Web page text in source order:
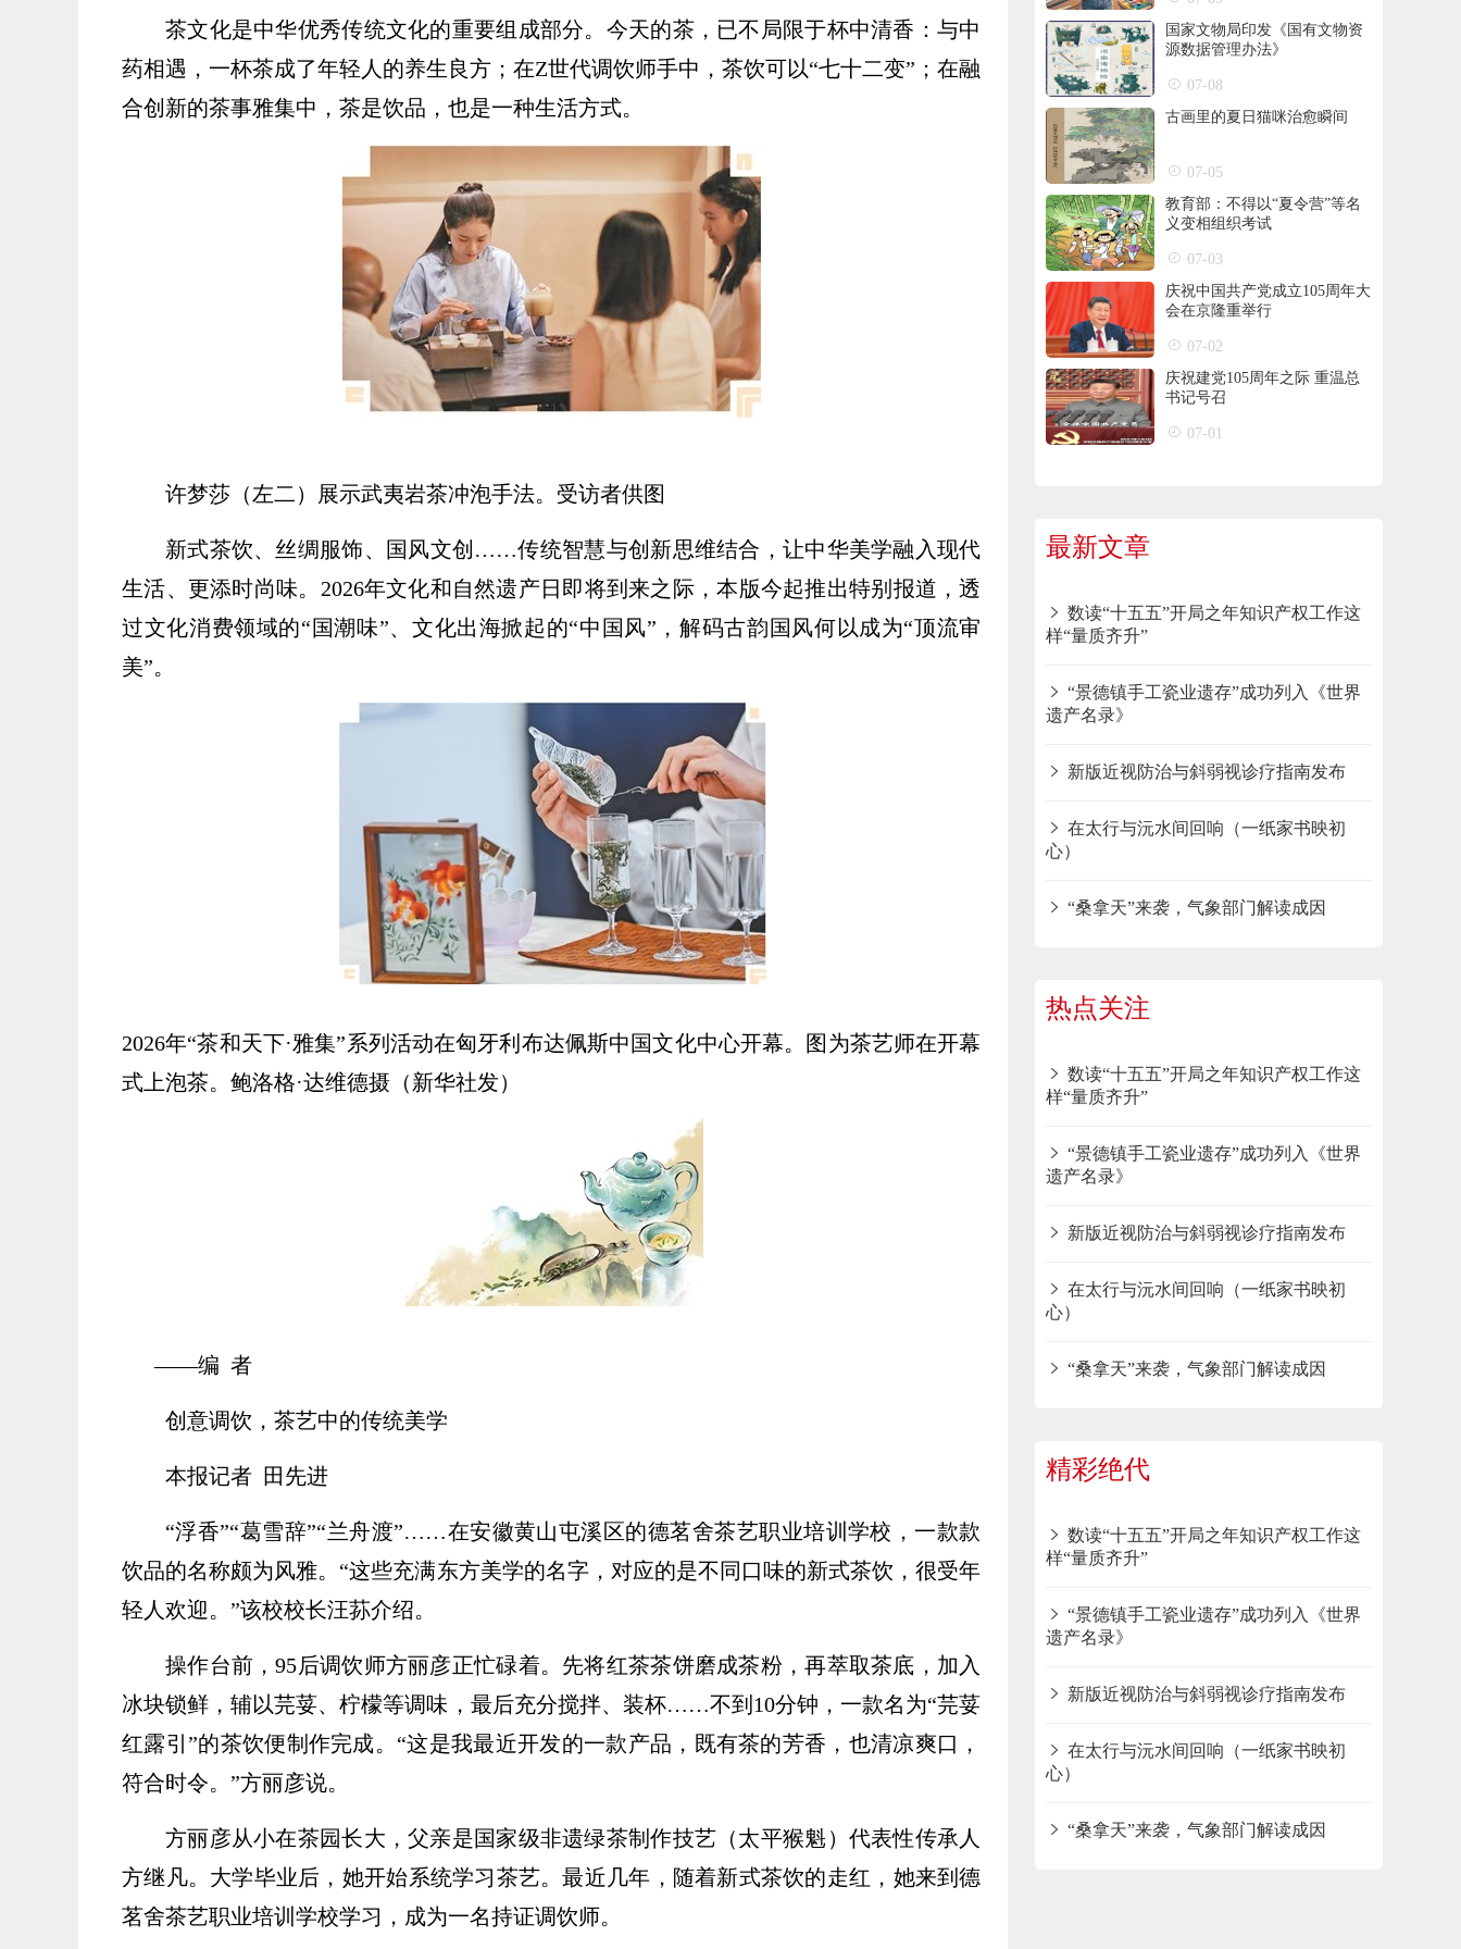
茶文化是中华优秀传统文化的重要组成部分。今天的茶，已不局限于杯中清香：与中
药相遇，一杯茶成了年轻人的养生良方；在Z世代调饮师手中，茶饮可以“七十二变”；在融
合创新的茶事雅集中，茶是饮品，也是一种生活方式。
许梦莎（左二）展示武夷岩茶冲泡手法。受访者供图
新式茶饮、丝绸服饰、国风文创……传统智慧与创新思维结合，让中华美学融入现代
生活、更添时尚味。2026年文化和自然遗产日即将到来之际，本版今起推出特别报道，透
过文化消费领域的“国潮味”、文化出海掀起的“中国风”，解码古韵国风何以成为“顶流审
美”。
2026年“茶和天下·雅集”系列活动在匈牙利布达佩斯中国文化中心开幕。图为茶艺师在开幕
式上泡茶。鲍洛格·达维德摄（新华社发）
——编 者
创意调饮，茶艺中的传统美学
本报记者 田先进
“浮香”“葛雪辞”“兰舟渡”……在安徽黄山屯溪区的德茗舍茶艺职业培训学校，一款款
饮品的名称颇为风雅。“这些充满东方美学的名字，对应的是不同口味的新式茶饮，很受年
轻人欢迎。”该校校长汪荪介绍。
操作台前，95后调饮师方丽彦正忙碌着。先将红茶茶饼磨成茶粉，再萃取茶底，加入
冰块锁鲜，辅以芫荽、柠檬等调味，最后充分搅拌、装杯……不到10分钟，一款名为“芫荽
红露引”的茶饮便制作完成。“这是我最近开发的一款产品，既有茶的芳香，也清凉爽口，
符合时令。”方丽彦说。
方丽彦从小在茶园长大，父亲是国家级非遗绿茶制作技艺（太平猴魁）代表性传承人
方继凡。大学毕业后，她开始系统学习茶艺。最近几年，随着新式茶饮的走红，她来到德
茗舍茶艺职业培训学校学习，成为一名持证调饮师。
国家文物局印发《国有文物资
源数据管理办法》
07-08
古画里的夏日猫咪治愈瞬间
07-05
教育部：不得以“夏令营”等名
义变相组织考试
07-03
庆祝中国共产党成立105周年大
会在京隆重举行
07-02
庆祝建党105周年之际 重温总
书记号召
07-01
最新文章
数读“十五五”开局之年知识产权工作这
样“量质齐升”
“景德镇手工瓷业遗存”成功列入《世界
遗产名录》
新版近视防治与斜弱视诊疗指南发布
在太行与沅水间回响（一纸家书映初
心）
“桑拿天”来袭，气象部门解读成因
热点关注
数读“十五五”开局之年知识产权工作这
样“量质齐升”
“景德镇手工瓷业遗存”成功列入《世界
遗产名录》
新版近视防治与斜弱视诊疗指南发布
在太行与沅水间回响（一纸家书映初
心）
“桑拿天”来袭，气象部门解读成因
精彩绝代
数读“十五五”开局之年知识产权工作这
样“量质齐升”
“景德镇手工瓷业遗存”成功列入《世界
遗产名录》
新版近视防治与斜弱视诊疗指南发布
在太行与沅水间回响（一纸家书映初
心）
“桑拿天”来袭，气象部门解读成因